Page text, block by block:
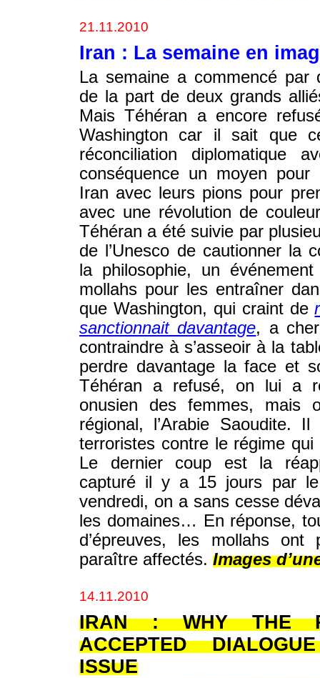
21.11.2010
Iran : La semaine en
La semaine a commencé par
de la part de deux grands
Mais Téhéran a encore
Washington car il sait que
réconciliation diplomatique
conséquence un moyen
Iran avec leurs pions pour
avec une révolution de
Téhéran a été suivie par
de l’Unesco de cautionner la
la philosophie, un
mollahs pour les entraîner
que Washington, qui craint de
sanctionnait davantage, a
contraindre à s’asseoir à la
perdre davantage la face et
Téhéran a refusé, on lui a
onusien des femmes, mais
régional, l’Arabie Saoudite.
terroristes contre le régime
Le dernier coup est la
capturé il y a 15 jours par
vendredi, on a sans cesse
les domaines… En réponse,
d’épreuves, les mollahs
paraître affectés. Images
14.11.2010
IRAN : WHY THE
ACCEPTED
ISSUE